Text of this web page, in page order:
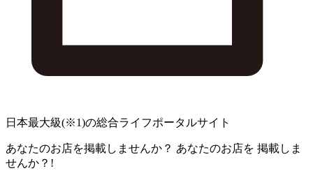
日本最大級(※1)の総合ライフポータルサイト
あなたのお店を掲載しませんか？ あなたのお店を 掲載しま
せんか？!